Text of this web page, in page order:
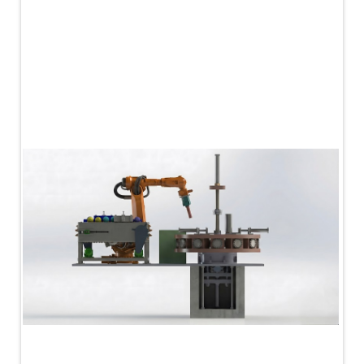
Mobile Hydraulic Flushing Rig
Hydraulic Powerpack And Actuator System
Mobile Test Facility For Aircraft Engines
Test Rig For OBIGGS
Oxygen Enrichment Facility
Stun Shell Composition Filling & Assembling
Tube Pressurization Test Setup
Hydraulic Hose/Tube Proof Test Stand